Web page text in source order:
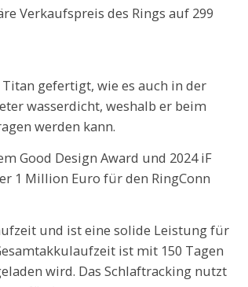
Verkaufspreis des Rings auf 299
Titan gefertigt, wie es auch in der
wasserdicht, weshalb er beim
werden kann.
Good Design Award und 2024 iF
1 Million Euro für den RingConn
und ist eine solide Leistung für
ist mit 150 Tagen
wird. Das Schlaftracking nutzt